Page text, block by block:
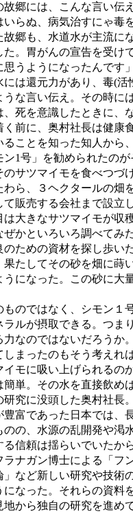
郷には、こんな言い伝
ぬ、病気治すにゃ毒
も、水道水が主流に
胃がんの宣告を受け
うようになったんです
還元力があり、毒(活
言い伝え。その時に
を意識したときに、
に、奥村社長は健康
とを知った知人から
号」を勧められたのが
ツマイモを食べつづ
、３ヘクタールの畑
販売する会社まで設立
きなサツマイモが収
といろいろ調べてみ
めの資材を探し歩い
してその砂を畑に蒔
なった。この砂に大
ではなく、シモン１
が摂取できる。つま
のではないだろうか
ったのもそう考えれ
に吸い上げられるの
。その水を直接飲め
に没頭した奥村社長
であった日本では、
、水源の乱開発や渇
信頼は揺らいでいたか
ガン博士による「フ
ど新しい研究や技術
った。それらの資料
ら独自の研究を進め